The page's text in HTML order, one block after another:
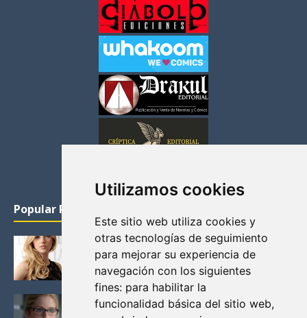
Utilizamos cookies
Este sitio web utiliza cookies y
otras tecnologías de seguimiento
para mejorar su experiencia de
navegación con los siguientes
fines: para habilitar la
funcionalidad básica del sitio web,
Popular Posts
KATHERYN WINNICK: LA ACTRIZ MAS GUAPA DE
VIKINGOS
Junio 14, 2013
FELICITY (EMILY BETT RICKARDS), LAS FOTOS
MAS BONITAS DE LA ALIADA DE ARROW